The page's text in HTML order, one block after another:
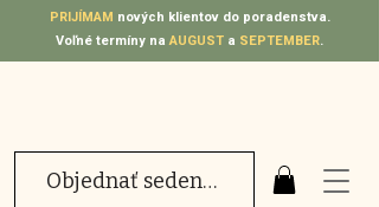
PRIJÍMAM nových klientov do poradenstva.
Voľné termíny naAUGUST a SEPTEMBER.
Objednať sedenie